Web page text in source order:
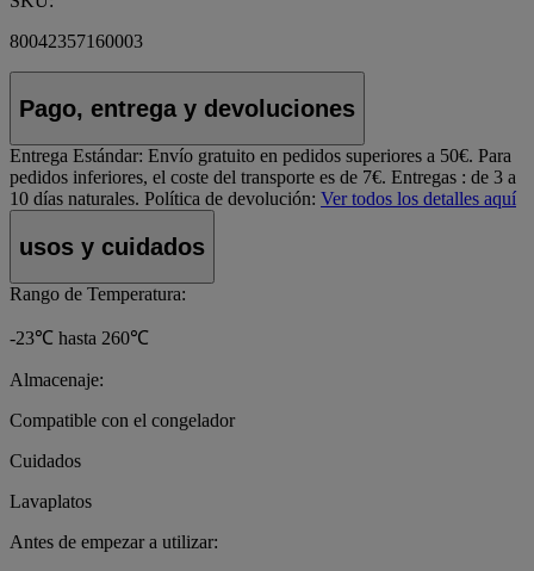
80042357160003
Pago, entrega y devoluciones
Entrega Estándar: Envío gratuito en pedidos superiores a 50€. Para
pedidos inferiores, el coste del transporte es de 7€. Entregas : de 3 a
10 días naturales. Política de devolución: Ver todos los detalles aquí
usos y cuidados
Rango de Temperatura:
-23℃ hasta 260℃
Almacenaje:
Compatible con el congelador
Cuidados
Lavaplatos
Antes de empezar a utilizar: